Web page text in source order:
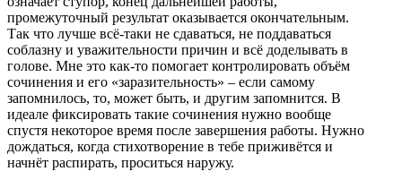
промежуточный результат оказывается окончательным.
Так что лучше всё-таки не сдаваться, не поддаваться
соблазну и уважительности причин и всё доделывать в
голове. Мне это как-то помогает контролировать объём
сочинения и его «заразительность» – если самому
запомнилось, то, может быть, и другим запомнится. В
идеале фиксировать такие сочинения нужно вообще
спустя некоторое время после завершения работы. Нужно
дождаться, когда стихотворение в тебе приживётся и
начнёт распирать, проситься наружу.